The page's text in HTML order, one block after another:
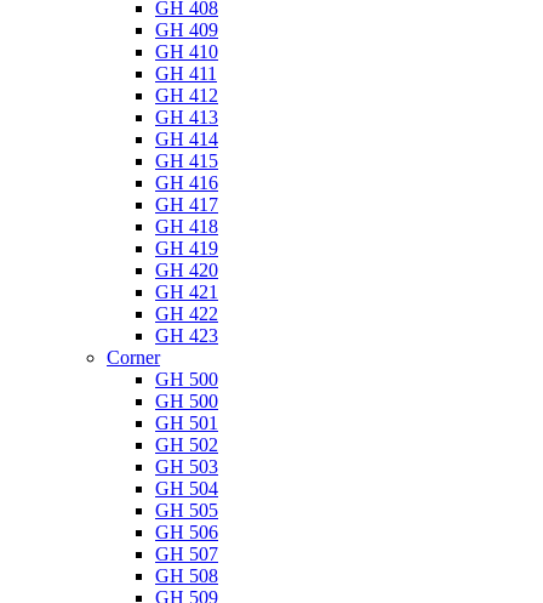
GH 408
GH 409
GH 410
GH 411
GH 412
GH 413
GH 414
GH 415
GH 416
GH 417
GH 418
GH 419
GH 420
GH 421
GH 422
GH 423
Corner
GH 500
GH 500
GH 501
GH 502
GH 503
GH 504
GH 505
GH 506
GH 507
GH 508
GH 509